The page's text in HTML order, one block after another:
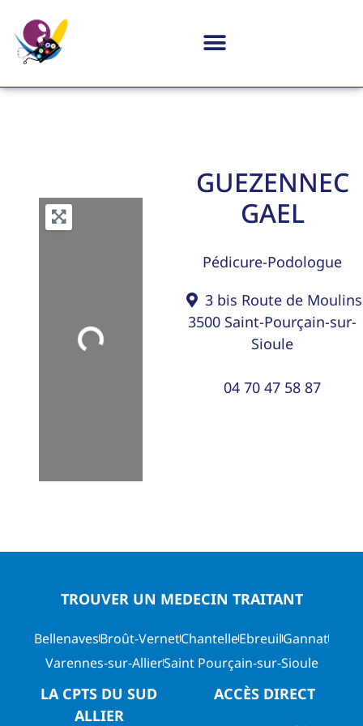
Loading...
GUEZENNEC
GAEL
Pédicure-Podologue
3 bis Route de Moulins
3500 Saint-Pourçain-sur-
Sioule
04 70 47 58 87
TROUVER UN MEDECIN TRAITANT
BellenavesBroût-VernetChantelleEbreuilGannat
Varennes-sur-AllierSaint Pourçain-sur-Sioule
LA CPTS DU SUD
ALLIER
ACCÈS DIRECT